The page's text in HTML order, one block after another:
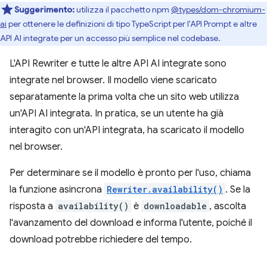
Suggerimento:utilizza il pacchetto npm @types/dom-chromium-
ai per ottenere le definizioni di tipo TypeScript per l'API Prompt e altre
API AI integrate per un accesso più semplice nel codebase.
L'API Rewriter e tutte le altre API AI integrate sono
integrate nel browser. Il modello viene scaricato
separatamente la prima volta che un sito web utilizza
un'API AI integrata. In pratica, se un utente ha già
interagito con un'API integrata, ha scaricato il modello
nel browser.
Per determinare se il modello è pronto per l'uso, chiama
la funzione asincrona Rewriter.availability() . Se la
risposta a availability() è downloadable , ascolta
l'avanzamento del download e informa l'utente, poiché il
download potrebbe richiedere del tempo.